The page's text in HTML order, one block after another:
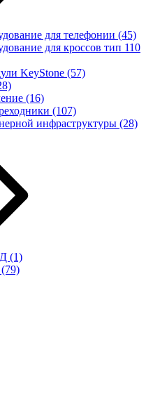
для телефонии (45)
для кроссов тип 110
KeyStone (57)
(16)
(107)
инфраструктуры (28)
(1)
(79)